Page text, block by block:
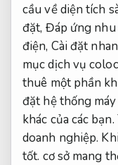
cầu về diện tích
đặt, Đáp ứng nhu
điện, Cài đặt
mục dịch vụ
thuê một phần
đặt hệ thống
khác của các bạn.
doanh nghiệp.
tốt. cơ sở mang